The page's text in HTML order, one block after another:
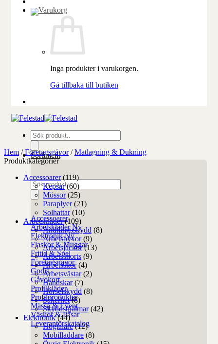
Inga produkter i varukorgen.
Gå tillbaka till butiken
Produktsökning
Sortiment
Produktsökning
Accessoarer
Arbetskläder
Elektronik
Flaskor & Muggar
Fritid & Spel
Företagsgåvor
Godis
Gåvokort
Profilkläder
Profilprodukter
Mässa & Event
Väskor & Påsar
Leverantörskatalog
Hem / Företagsgåvor / Matlagning & Dukning
Produktkategorier
Accessoarer (119)
Kepsar (60)
Mössor (25)
Paraplyer (21)
Solhattar (10)
Arbetskläder (109)
Andningsskydd (8)
Arbetsbyxor (9)
Arbetsjackor (13)
Arbetsshorts (9)
Arbetsskor (4)
Arbetsvästar (2)
Handskar (7)
Hörselskydd (8)
Säkerhet (8)
Skyddshjälmar (42)
Elektronik (44)
Högtalare (12)
Mobilladdare (8)